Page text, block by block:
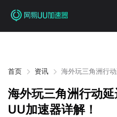
首页 资讯
海外玩三角洲行
海外玩三角洲行动
UU加速器详解！